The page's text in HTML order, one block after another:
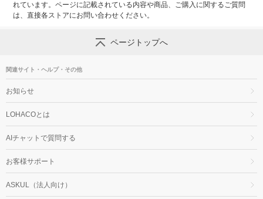
れています。ページに記載されている内容や商品、ご購入に関するご質問
は、直接各ストアにお問い合わせください。
ページトップへ
関連サイト・ヘルプ・その他
お知らせ
LOHACOとは
AIチャットで質問する
お客様サポート
ASKUL（法人向け）